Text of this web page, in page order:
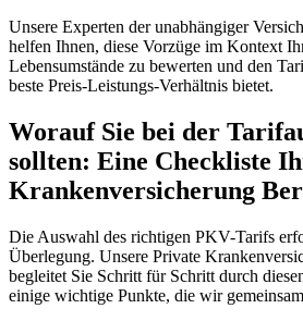
Unsere Experten der unabhängiger
helfen Ihnen, diese Vorzüge im Kontext
Lebensumstände zu bewerten und den
beste Preis-Leistungs-Verhältnis bietet.
Worauf Sie bei der
sollten: Eine Checkliste
Krankenversicherung
Die Auswahl des richtigen PKV-Tarifs
Überlegung. Unsere Private
begleitet Sie Schritt für Schritt durch
einige wichtige Punkte, die wir